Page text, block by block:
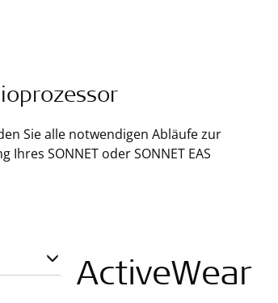
Sie alle notwendigen Abläufe zur
SONNET oder SONNET EAS
ActiveWear